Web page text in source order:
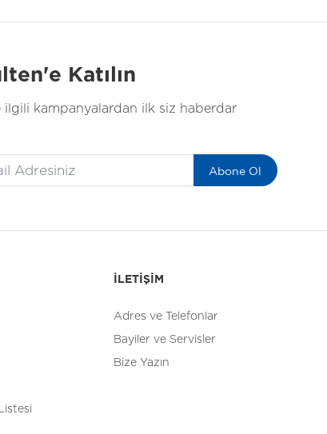
Katılın
ilgili kampanyalardan ilk siz haberdar
Abone Ol
İLETİŞİM
Adres ve Telefonlar
Bayiler ve Servisler
Bize Yazın